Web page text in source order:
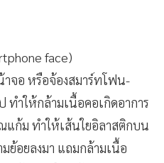
face)
าจอ หรือจ้องสมาร์ทโฟน-
ทำให้กล้ามเนื้อคอเกิดอาการ
แก้ม ทำให้เส้นใยอิลาสติกบน
ย้อยลงมา แถมกล้ามเนื้อ